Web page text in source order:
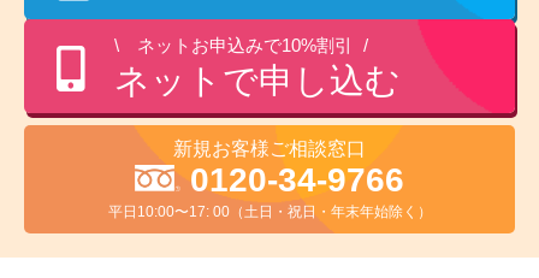
ネットお申込みで10%割引
ネットで申し込む
新規お客様ご相談窓口
0120-34-9766
平日10:00〜17: 00（土日・祝日・年末年始除く）